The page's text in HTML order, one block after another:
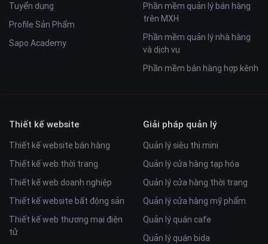
Tuyển dụng
Profile Sản Phẩm
Sapo Academy
Phần mềm quản lý bán hàng
trên MXH
Phần mềm quản lý nhà hàng
và dịch vụ
Phần mềm bán hàng hợp kênh
Thiết kế website
Thiết kế website bán hàng
Thiết kế web thời trang
Thiết kế web doanh nghiệp
Thiết kế website bất động sản
Thiết kế web thương mại điện
tử
Giải pháp quản lý
Quản lý siêu thị mini
Quản lý cửa hàng tạp hóa
Quản lý cửa hàng thời trang
Quản lý cửa hàng mỹ phẩm
Quản lý quán cafe
Quản lý quán bida